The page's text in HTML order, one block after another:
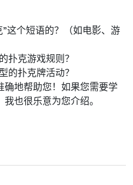
这个短语的？（如电影、游
扑克游戏规则？
的扑克牌活动？
确地帮助您！如果您需要学
也很乐意为您介绍。